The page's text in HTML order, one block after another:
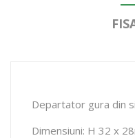
Departator gura din
Dimensiuni: H 32 x